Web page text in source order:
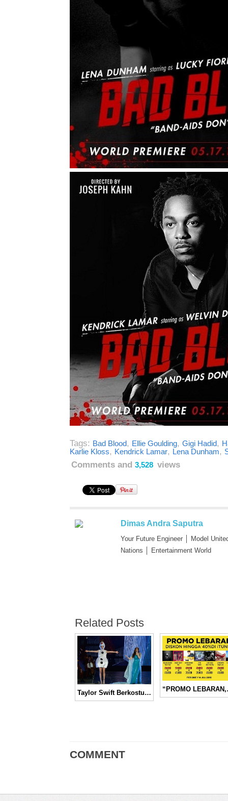
Tags: Bad Blood, Ellie Goulding, Gigi Hadid,
Karlie Kloss, Kendrick Lamar, Lena Dunham,
Comments and 3,528 views
Dimas Andra Saputra
Your Future Engineer │ Model
Nations │ Entertainment World
Related Posts
Taylor Swift Berkostum Ala Olaf “Frozen” Saat Konser “1989” di Florida “PROMO
COMMENT